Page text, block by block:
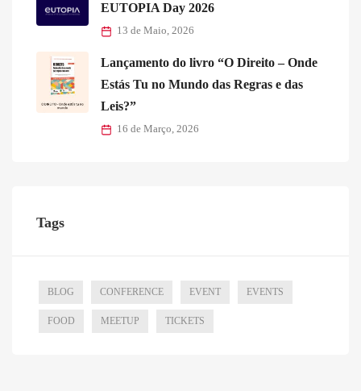
EUTOPIA Day 2026
13 de Maio, 2026
Lançamento do livro “O Direito – Onde
Estás Tu no Mundo das Regras e das
Leis?”
16 de Março, 2026
Tags
BLOG CONFERENCE EVENT EVENTS
FOOD MEETUP TICKETS